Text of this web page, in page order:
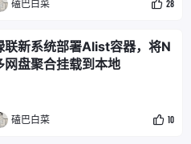
磕巴白菜 28
联新系统部署Alist容器，将N
网盘聚合挂载到本地
磕巴白菜 10